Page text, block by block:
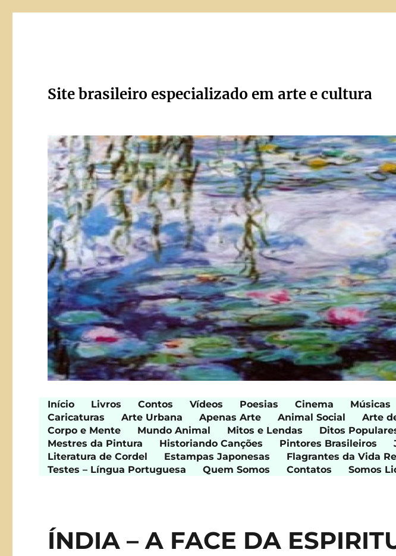
Site brasileiro especializado em arte e cultura
Início Livros Contos Vídeos Poesias Cinema Músicas
Caricaturas
Arte Urbana Apenas Arte Animal Social Arte
Corpo e Mente
Mundo Animal Mitos e Lendas Ditos
Mestres da Pintura
Historiando Canções Pintores Brasileiros
Literatura de Cordel
Estampas Japonesas Flagrantes da Vida
Testes – Língua Portuguesa
Quem Somos Contatos Somos
ÍNDIA – A FACE DA